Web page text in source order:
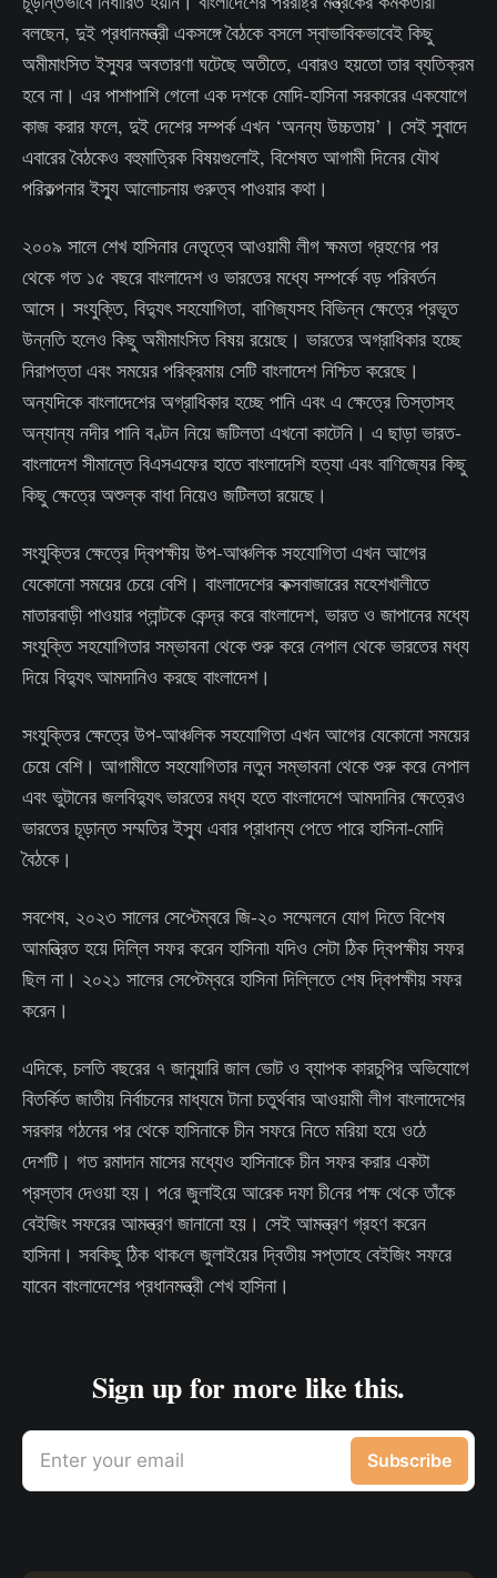
বলছেন, দুই প্রধানমন্ত্রী একসঙ্গে বৈঠকে বসলে স্বাভাবিকভাবেই কিছু
অমীমাংসিত ইস্যুর অবতারণা ঘটেছে অতীতে, এবারও হয়তো তার ব্যতিক্রম
হবে না। এর পাশাপাশি গেলো এক দশকে মোদি-হাসিনা সরকারের একযোগে
কাজ করার ফলে, দুই দেশের সম্পর্ক এখন ‘অনন্য উচ্চতায়’। সেই সুবাদে
এবারের বৈঠকেও বহুমাত্রিক বিষয়গুলোই, বিশেষত আগামী দিনের যৌথ
পরিকল্পনার ইস্যু আলোচনায় গুরুত্ব পাওয়ার কথা।
২০০৯ সালে শেখ হাসিনার নেতৃত্বে আওয়ামী লীগ ক্ষমতা গ্রহণের পর
থেকে গত ১৫ বছরে বাংলাদেশ ও ভারতের মধ্যে সম্পর্কে বড় পরিবর্তন
আসে। সংযুক্তি, বিদ্যুৎ সহযোগিতা, বাণিজ্যসহ বিভিন্ন ক্ষেত্রে প্রভূত
উন্নতি হলেও কিছু অমীমাংসিত বিষয় রয়েছে। ভারতের অগ্রাধিকার হচ্ছে
নিরাপত্তা এবং সময়ের পরিক্রমায় সেটি বাংলাদেশ নিশ্চিত করেছে।
অন্যদিকে বাংলাদেশের অগ্রাধিকার হচ্ছে পানি এবং এ ক্ষেত্রে তিস্তাসহ
অন্যান্য নদীর পানি বণ্টন নিয়ে জটিলতা এখনো কাটেনি। এ ছাড়া ভারত-
বাংলাদেশ সীমান্তে বিএসএফের হাতে বাংলাদেশি হত্যা এবং বাণিজ্যের কিছু
কিছু ক্ষেত্রে অশুল্ক বাধা নিয়েও জটিলতা রয়েছে।
সংযুক্তির ক্ষেত্রে দ্বিপক্ষীয় উপ-আঞ্চলিক সহযোগিতা এখন আগের
যেকোনো সময়ের চেয়ে বেশি। বাংলাদেশের কক্সবাজারের মহেশখালীতে
মাতারবাড়ী পাওয়ার প্লান্টকে কেন্দ্র করে বাংলাদেশ, ভারত ও জাপানের মধ্যে
সংযুক্তি সহযোগিতার সম্ভাবনা থেকে শুরু করে নেপাল থেকে ভারতের মধ্য
দিয়ে বিদ্যুৎ আমদানিও করছে বাংলাদেশ।
সংযুক্তির ক্ষেত্রে উপ-আঞ্চলিক সহযোগিতা এখন আগের যেকোনো সময়ের
চেয়ে বেশি। আগামীতে সহযোগিতার নতুন সম্ভাবনা থেকে শুরু করে নেপাল
এবং ভুটানের জলবিদ্যুৎ ভারতের মধ্য হতে বাংলাদেশে আমদানির ক্ষেত্রেও
ভারতের চূড়ান্ত সম্মতির ইস্যু এবার প্রাধান্য পেতে পারে হাসিনা-মোদি
বৈঠকে।
সবশেষ, ২০২৩ সালের সেপ্টেম্বরে জি-২০ সম্মেলনে যোগ দিতে বিশেষ
আমন্ত্রিত হয়ে দিল্লি সফর করেন হাসিনা৷ যদিও সেটা ঠিক দ্বিপক্ষীয় সফর
ছিল না। ২০২১ সালের সেপ্টেম্বরে হাসিনা দিল্লিতে শেষ দ্বিপক্ষীয় সফর
করেন।
এদিকে, চলতি বছরের ৭ জানুয়ারি জাল ভোট ও ব্যাপক কারচুপির অভিযোগে
বিতর্কিত জাতীয় নির্বাচনের মাধ্যমে টানা চতুর্থবার আওয়ামী লীগ বাংলাদেশের
সরকার গঠনের পর থেকে হাসিনাকে চীন সফরে নিতে মরিয়া হয়ে ওঠে
দেশটি। গত রমাদান মাসের মধ্যেও হাসিনাকে চীন সফর করার একটা
প্রস্তাব দেওয়া হয়। প‌রে জুলাই‌য়ে আরেক দফা চী‌নের পক্ষ থে‌কে তাঁকে
বেইজিং সফরের আমন্ত্রণ জানানো হয়। সেই আমন্ত্রণ গ্রহণ করেন
হাসিনা। সবকিছু ঠিক থাক‌লে জুলাই‌য়ের দ্বিতীয় সপ্তাহে বেইজিং সফরে
যাবেন বাংলাদেশের প্রধানমন্ত্রী শেখ হাসিনা।
Sign up for more like this.
Enter your email Subscribe